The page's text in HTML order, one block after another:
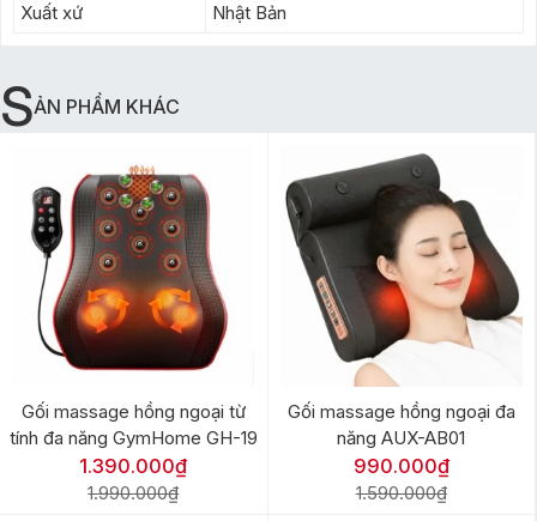
Xuất xứ
Nhật Bản
SẢN PHẨM KHÁC
Gối massage hồng ngoại từ
tính đa năng GymHome GH-19
1.390.000₫
1.990.000₫
Gối massage hồng ngoại đa
năng AUX-AB01
990.000₫
1.590.000₫